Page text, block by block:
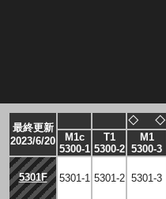
最終更新
2023/6/20
◇ ◇
M1c
5300-1
T1
5300-2
M1
5300-3
5301F 5301-1 5301-2 5301-3